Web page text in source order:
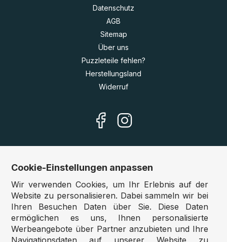
Datenschutz
AGB
Sitemap
Über uns
Puzzleteile fehlen?
Herstellungsland
Widerruf
Unsere Shops
Deutschland:www.puzzle.de
Österreich:
www.puzzle.at
Belgien:www.puzzle.be
Großbritannien:www.jigsawpuzzle.co.uk
Cookie-Einstellungen anpassen
Wir verwenden Cookies, um Ihr Erlebnis auf der
Website zu personalisieren. Dabei sammeln wir bei
Ihren Besuchen Daten über Sie. Diese Daten
ermöglichen es uns, Ihnen personalisierte
Werbeangebote über Partner anzubieten und Ihre
Navigationsdaten auf unserer Website zu